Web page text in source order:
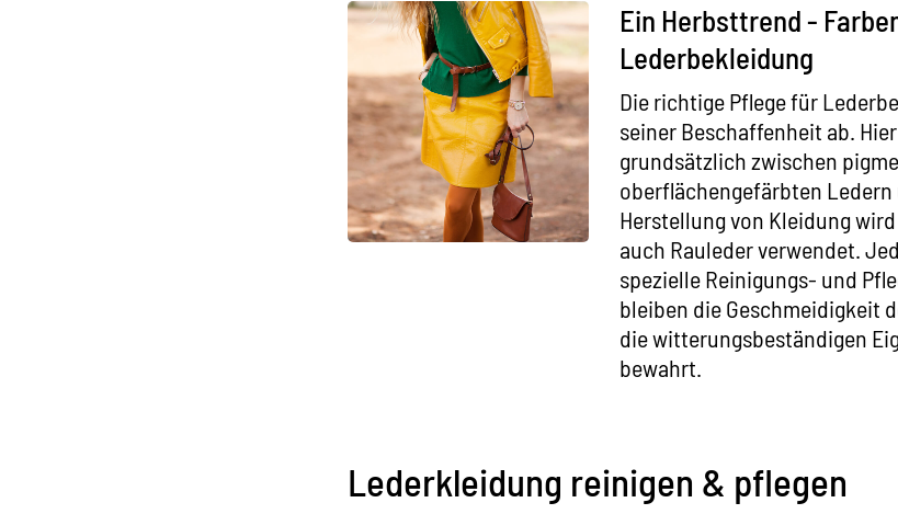
Ein Herbsttrend -
Lederbekleidung
Die richtige Pflege für
seiner Beschaffenheit ab.
grundsätzlich zwischen
oberflächengefärbten
Herstellung von Kleidung
auch Raulederverwendet.
spezielle Reinigungs- und
bleiben die Geschmeidigkeit
die witterungsbeständigen
bewahrt.
Lederkleidung reinigen & pflegen